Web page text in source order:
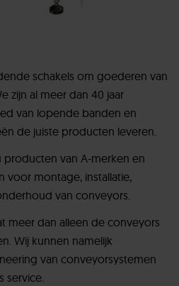
schakels om goederen van
zijn al meer dan 40 jaar
van lopende banden en
de juiste producten leveren.
producten van A-merken en
voor montage, installatie,
van conveyors.
meer dan alleen de conveyors
Wij kunnen namelijk
van conveyorsystemen
service.